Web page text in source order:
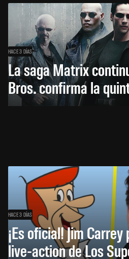
HACE 3 DÍAS
La saga Matrix
Bros. confirma la
HACE 3 DÍAS
¡Es oficial! Jim
live-action de Los